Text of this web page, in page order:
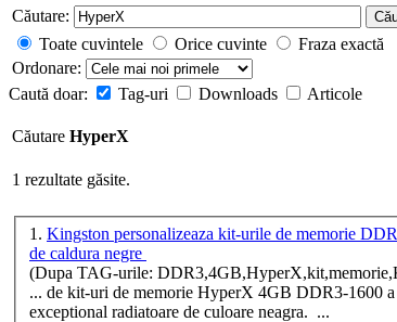
Căutare:
Toate cuvintele Orice cuvinte
Fraza exactă
Ordonare:
Caută doar:
Tag-uri Downloads Articole
Căutare HyperX
1 rezultate găsite.
1. Kingston personalizeaza kit-urile de memorie
de caldura negre
(Dupa TAG-urile:
... de kit-uri de memorie HyperX 4GB DDR3-1600
exceptional radiatoare de culoare neagra. ...